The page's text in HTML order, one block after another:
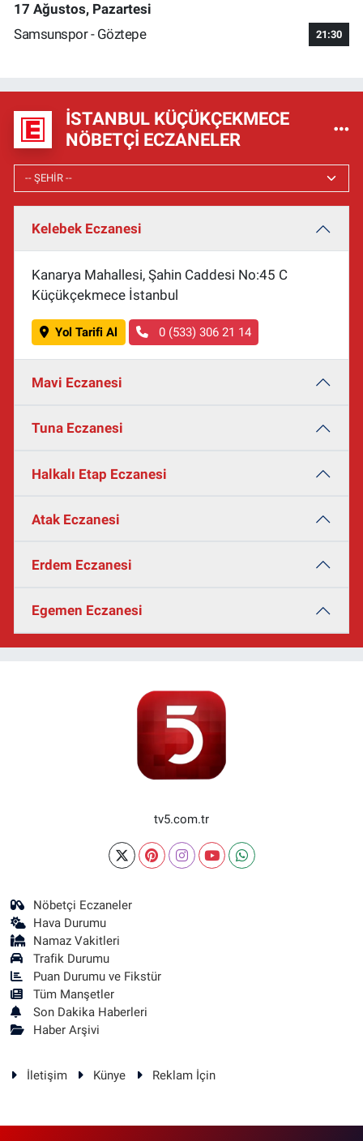
17 Ağustos, Pazartesi
Samsunspor - Göztepe
21:30
İSTANBUL KÜÇÜKÇEKMECE
NÖBETÇI ECZANELER
Kelebek Eczanesi
Kanarya Mahallesi, Şahin Caddesi No:45 C
Küçükçekmece İstanbul
Yol Tarifi Al 0 (533) 306 21 14
Mavi Eczanesi
Tuna Eczanesi
Halkalı Etap Eczanesi
Atak Eczanesi
Erdem Eczanesi
Egemen Eczanesi
tv5.com.tr
Nöbetçi Eczaneler
Hava Durumu
Namaz Vakitleri
Trafik Durumu
Puan Durumu ve Fikstür
Tüm Manşetler
Son Dakika Haberleri
Haber Arşivi
İletişim Künye Reklam İçin